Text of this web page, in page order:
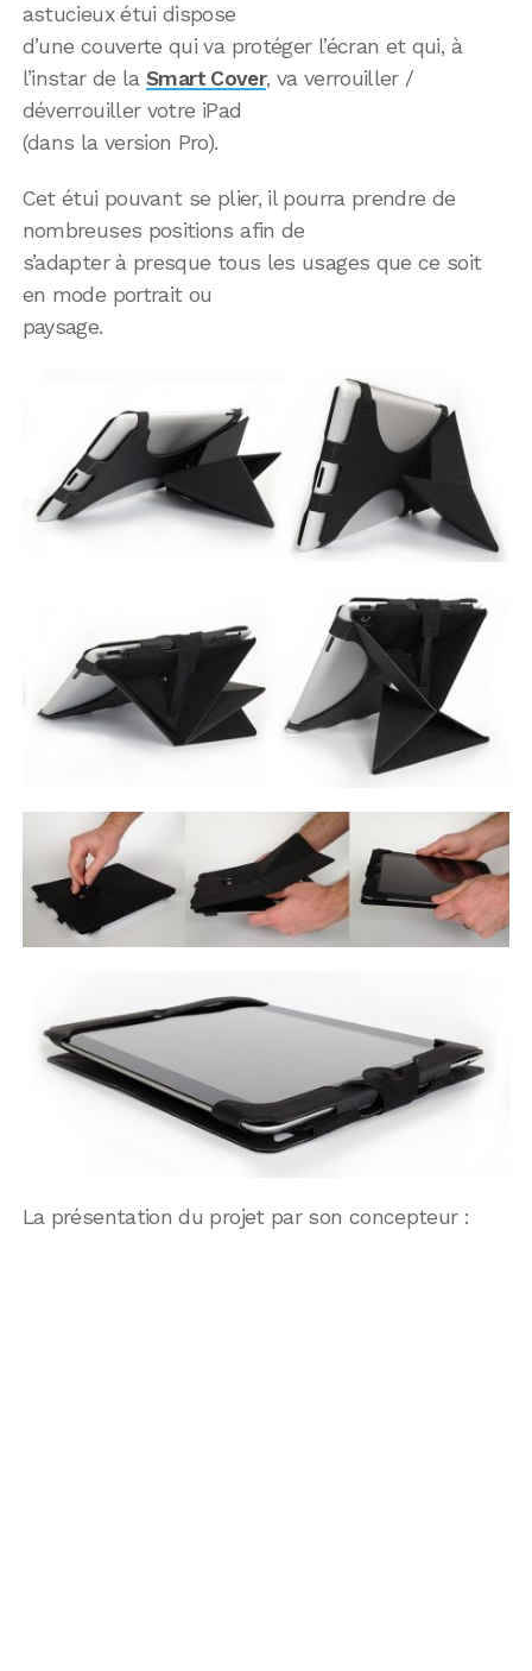
astucieux étui dispose
d’une couverte qui va protéger l’écran et qui, à
l’instar de laSmart Cover, va verrouiller /
déverrouiller votre iPad
(dans la version Pro).
Cet étui pouvant se plier, il pourra prendre de
nombreuses positions afin de
s’adapter à presque tous les usages que ce soit
en mode portrait ou
paysage.
La présentation du projet par son concepteur :